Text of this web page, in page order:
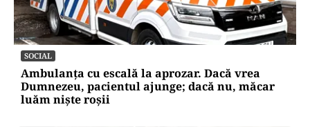
SOCIAL
Ambulanța cu escală la aprozar. Dacă vrea
Dumnezeu, pacientul ajunge; dacă nu, măcar
luăm niște roșii